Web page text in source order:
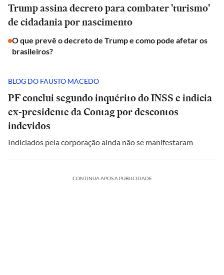
Trump assina decreto para combater 'turismo'
de cidadania por nascimento
O que prevê o decreto de Trump e como pode afetar os
brasileiros?
BLOG DO FAUSTO MACEDO
PF conclui segundo inquérito do INSS e indicia
ex-presidente da Contag por descontos
indevidos
Indiciados pela corporação ainda não se manifestaram
CONTINUA APÓS A PUBLICIDADE